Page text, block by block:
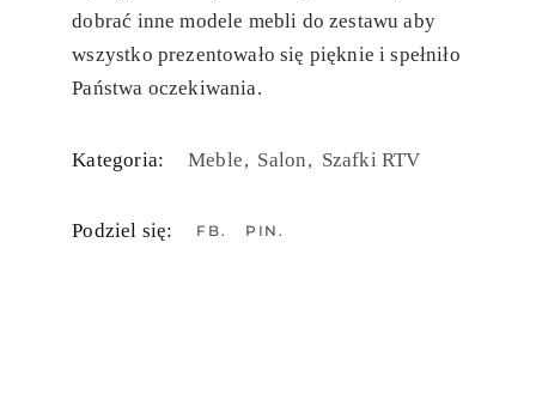
dobrać inne modele mebli do zestawu aby
wszystko prezentowało się pięknie i spełniło
Państwa oczekiwania.
Kategoria: Meble Salon Szafki RTV
Podziel się: FB PIN